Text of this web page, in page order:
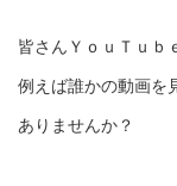
皆さんＹｏｕＴｕｂ
例えば誰かの動画を
ありませんか？